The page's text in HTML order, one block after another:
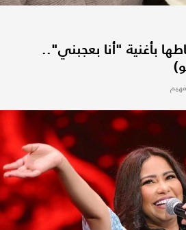
بأغنية "أنا بعجبني"..